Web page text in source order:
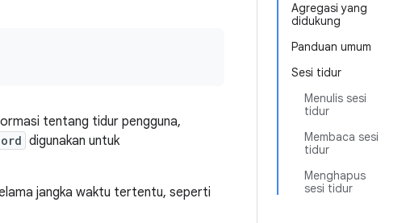
Agregasi yang
didukung
Panduan umum
Sesi tidur
Menulis sesi
tidur
Membaca sesi
tidur
Menghapus
sesi tidur
tentang tidur pengguna,
digunakan untuk
jangka waktu tertentu, seperti